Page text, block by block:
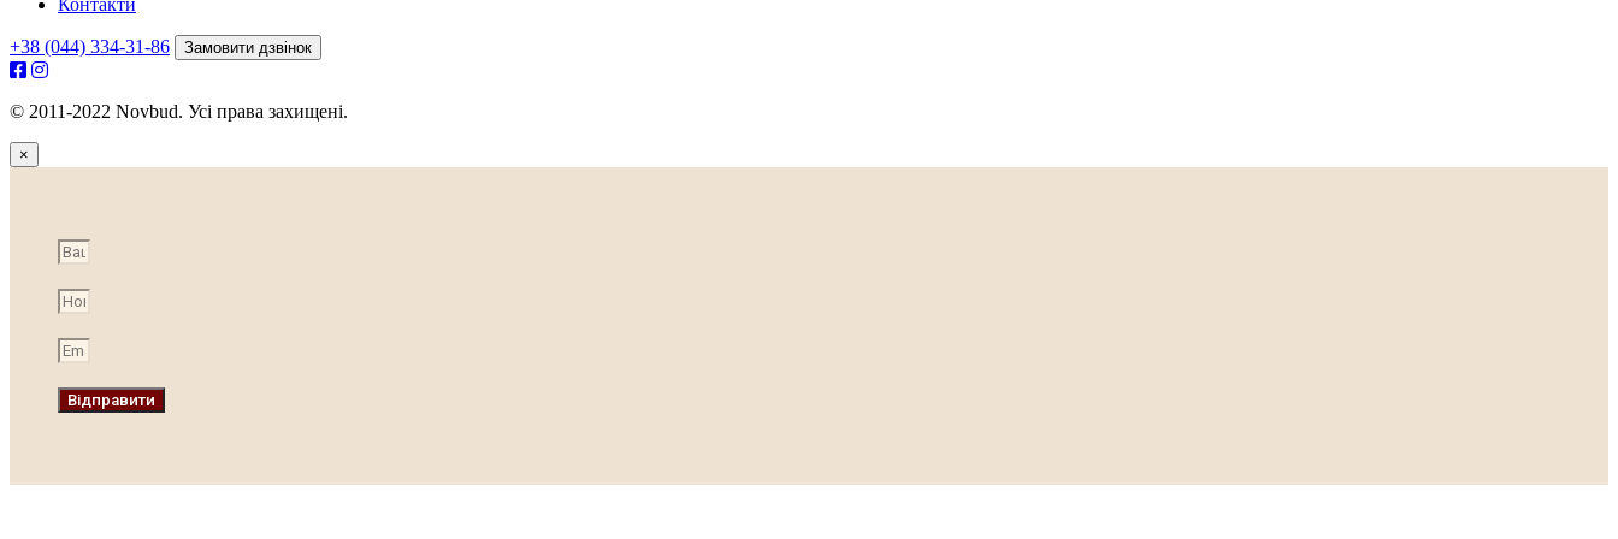
+38 (044) 334-31-86 Замовити дзвінок
© 2011-2022 Novbud. Усі права захищені.
×
Відправити